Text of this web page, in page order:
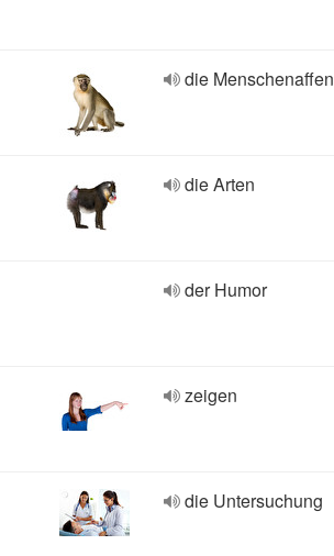
die Menschenaffen
die Arten
der Humor
zeigen
die Untersuchung